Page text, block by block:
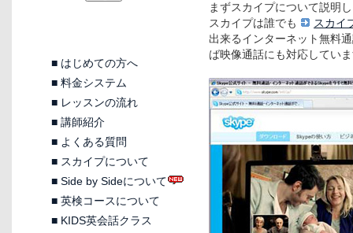
■ はじめての方へ
■ 料金システム
■ レッスンの流れ
■ 講師紹介
■ よくある質問
■ スカイプについて
■ Side by Sideについて
■ 英検コースについて
■ KIDS英会話クラス
まずスカイプについて説明
スカイプは誰でも
スカイ
出来るインターネット無料
ば映像通話にも対応してい